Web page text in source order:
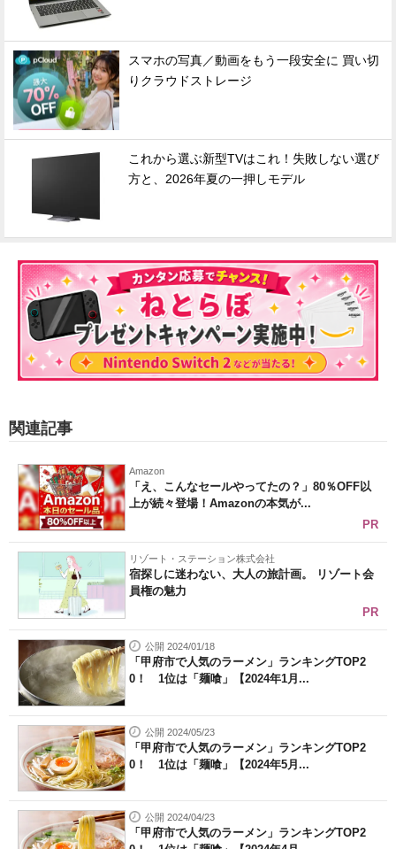
スマホの写真／動画をもう一段安全に 買い切
りクラウドストレージ
これから選ぶ新型TVはこれ！失敗しない選び
方と、2026年夏の一押しモデル
関連記事
Amazon
「え、こんなセールやってたの？」80％OFF以
上が続々登場！Amazonの本気が...
PR
リゾート・ステーション株式会社
宿探しに迷わない、大人の旅計画。 リゾート会
員権の魅力
PR
公開 2024/01/18
「甲府市で人気のラーメン」ランキングTOP2
0！ 1位は「麺喰」【2024年1月...
公開 2024/05/23
「甲府市で人気のラーメン」ランキングTOP2
0！ 1位は「麺喰」【2024年5月...
公開 2024/04/23
「甲府市で人気のラーメン」ランキングTOP2